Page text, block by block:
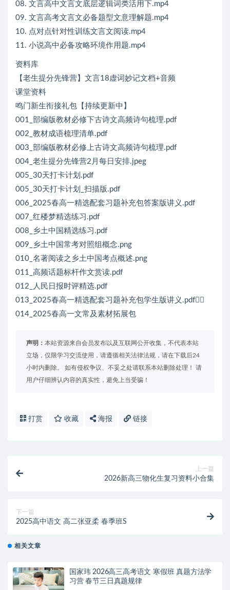
08. 文言高中文言文底层逻辑词类活用下.mp4
09. 文言高考文言文必备题型文意理解题.mp4
10. 点对点针对性训练文言文阅读.mp4
11. 小说高中必备攻略环境作用题.mp4
资料库
【老生提分先锋营】文言18虚词妙记文档+音频
课堂资料
鸣门新生衔接礼包【持续更新中】
001_部编版教材必修下古诗文高频诗句梳理.pdf
002_教材成语梳理清单.pdf
003_部编版教材必修上古诗文高频诗句梳理.pdf
004_老生提分先锋营2月每日安排.jpeg
005_30天打卡计划.pdf
005_30天打卡计划_扫描版.pdf
006_2025春高一精选配套习题补充包答案版讲义.pdf
007_红楼梦精选练习.pdf
008_乡土中国精选练习.pdf
009_乡土中国常考对照组概念.png
010_名著阅读之乡土中国考点概述.png
011_高频话题标杆作文赏读.pdf
012_人民日报时评精选.pdf
013_2025春高一精选配套习题补充包学生版讲义.pdf
014_2025春高一文常及素材拓展包
声明： 本站资源来自会员发布以及互联网公开收集，不代表本站
立场，仅限学习交流使用，请遵循相关法律法规，请在下载后24
小时内删除。 如有侵权争议、不妥之处请联系本站删除处理！ 请
用户仔细辨认内容的真实性，避免上当受骗！
打赏 收藏 海报 链接
上一篇
2026新高三物化生复习资料小合集
下一篇
2025高中语文 高二张亚柔 春季班S
相关文章
国家玮 2026高三高考语文 寒假班 真题方法学
习营 春节三日真题规律